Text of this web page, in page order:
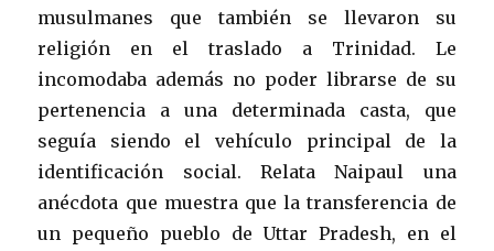
musulmanes que también se llevaron su
religión en el traslado a Trinidad. Le
incomodaba además no poder librarse de su
pertenencia a una determinada casta, que
seguía siendo el vehículo principal de la
identificación social. Relata Naipaul una
anécdota que muestra que la transferencia de
un pequeño pueblo de Uttar Pradesh, en el